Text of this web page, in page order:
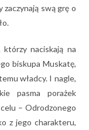
zaczynają swą grę o
którzy naciskają na
biskupa Muskatę,
władcy. I nagle,
pasma porażek
– Odrodzonego
z jego charakteru,